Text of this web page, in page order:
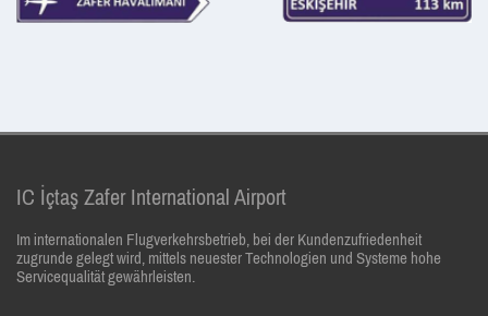
IC İçtaş Zafer International Airport
Im internationalen Flugverkehrsbetrieb, bei der Kundenzufriedenheit
zugrunde gelegt wird, mittels neuester Technologien und Systeme hohe
Servicequalität gewährleisten.